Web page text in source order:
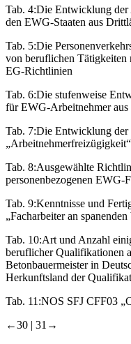
Tab. 4:Die Entwicklung der
den EWG-Staaten aus
Tab. 5:Die
von beruflichen Tätigkeiten
EG-Richtlinien
Tab. 6:Die stufenweise
für EWG-Arbeitnehmer aus
Tab. 7:Die Entwicklung der
Tab. 8:Ausgewählte
personenbezogenen EWG-
Tab. 9:Kenntnisse und
„Facharbeiter an
Tab. 10:Art und Anzahl
beruflicher Qualifikationen
Betonbauermeister in
Herkunftsland der
Tab. 11:NOS SFJ CFF03
←30 | 31→